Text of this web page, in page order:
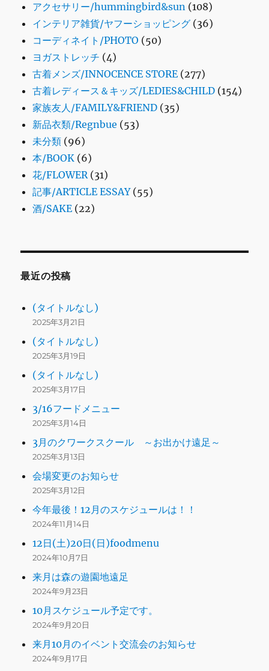
アクセサリー/hummingbird&sun (108)
インテリア雑貨/ヤフーショッピング (36)
コーディネイト/PHOTO (50)
ヨガストレッチ (4)
古着メンズ/INNOCENCE STORE (277)
古着レディース＆キッズ/LEDIES&CHILD (154)
家族友人/FAMILY&FRIEND (35)
新品衣類/Regnbue (53)
未分類 (96)
本/BOOK (6)
花/FLOWER(31)
記事/ARTICLE ESSAY(55)
酒/SAKE (22)
最近の投稿
(タイトルなし)
2025年3月21日
(タイトルなし)
2025年3月19日
(タイトルなし)
2025年3月17日
3/16フードメニュー
2025年3月14日
3月のクワークスクール ～お出かけ遠足～
2025年3月13日
会場変更のお知らせ
2025年3月12日
今年最後！12月のスケジュールは！！
2024年11月14日
12日(土)20日(日)foodmenu
2024年10月7日
来月は森の遊園地遠足
2024年9月23日
10月スケジュール予定です。
2024年9月20日
来月10月のイベント交流会のお知らせ
2024年9月17日